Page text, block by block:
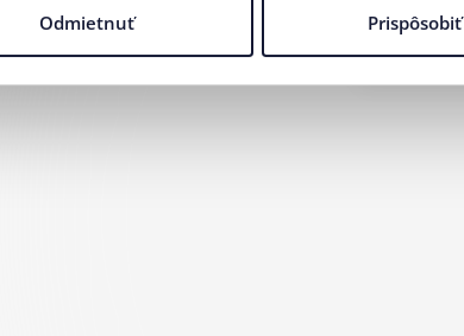
Odmietnuť Prispôsobiť